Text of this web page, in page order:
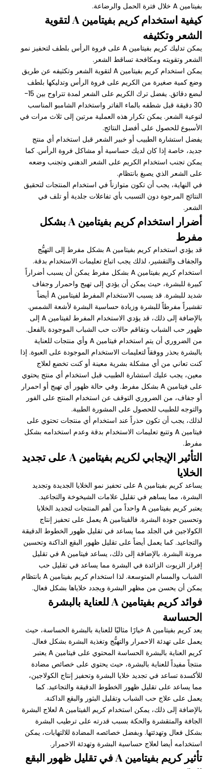
بفيتامين A خلال فترة الحمل والرضاعة.
كيفية استخدام كريم بفيتامين A لتقوية
الشعر وتكثيفه
يمكن تدليك كريم بفيتامين A على فروة الرأس بلطف لتحفيز نمو
الشعر وتقويته ومكافحة تساقط الشعر.
يمكن استخدام كريم بفيتامين A لتقوية الشعر وتكثيفه عن طريق
وضع كمية صغيرة من الكريم على فروة الرأس وتدليكها بلطف
لبضع دقائق. يفضل ترك الكريم على الشعر لمدة تتراوح بين 15-
30 دقيقة قبل شطفه بالماء الفاتر واستخدام الشامبو المناسب
لنوعية الشعر. يمكن تكرار هذه العملية مرتين إلى ثلاث مرات في
الأسبوع للحصول على أفضل النتائج.
يفضل استشارة الطبيب أو خبير الشعر قبل استخدام أي منتج
جديد، خاصة إذا كان لديك حساسية أو مشاكل فروة الرأس. كما
يمكن تجنب استخدام الكريم على الشعر الدهني وتجنب وضعه
على الشعر الذي يصبغ بانتظام.
في النهاية، يجب أن تكون متوازناً في استخدام المنتجات لتحقيق
النتائج المرجوة دون التسبب بأي تفاعلات جلدية أو تلف في
الشعر.
أضرار استخدام كريم بفيتامين A بشكل
مفرط
قد يؤدي استخدام كريم بفيتامين A بشكل مفرط إلى التهيُّج
والجفاف والتقشير، لذلك يجب اتباع تعليمات الاستخدام بدقة.
استخدام كريم بفيتامين A بشكل مفرط يمكن أن يسبب أضراراً
كبيرة للبشرة، حيث يمكن أن يؤدي إلى تهيج واحمرار وجفاف
شديد للبشرة. قد يسبب الاستخدام المفرط لفيتامين A أيضاً
تقشيراً مفرطاً للبشرة وزيادة حساسية البشرة لأشعة الشمس.
بالإضافة إلى ذلك، قد يؤدي الاستخدام المفرط لفيتامين A إلى
ظهور حب الشباب وتفاقم حالات حب الشباب الموجودة بالفعل.
من الضروري أن يتم استخدام فيتامين A وأي منتجات للعناية
بالبشرة بحذر ووفقاً لتعليمات الاستخدام الموجودة على العبوة. إذا
كنت تعاني من أي مشكلة بشرية معينة أو كنت تخضع لعلاج
معين، يجب عليك استشارة الطبيب قبل استخدام أي منتج يحتوي
على فيتامين A بشكل مفرط. وفي حالة ظهور أي تهيج أو احمرار
أو جفاف، من الضروري التوقف عن استخدام المنتج على الفور
والتوجه للطبيب للحصول على المشورة الطبية.
لذلك، يجب أن تكون حذراً عند استخدام أي منتجات تحتوي على
فيتامين A وتتبع تعليمات الاستخدام بدقة وعدم استخدامه بشكل
مفرط.
التأثير الإيجابي لكريم بفيتامين A على تجديد
الخلايا
يساعد كريم بفيتامين A على تحفيز نمو الخلايا الجديدة وتجديد
البشرة، مما يساهم في تقليل علامات الشيخوخة والتجاعيد.
يعتبر كريم بفيتامين A واحداً من أهم المنتجات لتجديد الخلايا
وتحسين جودة البشرة. فالفيتامين A يعمل على تحفيز إنتاج
الكولاجين في الجلد مما يساعد في تقليل ظهور الخطوط الدقيقة
والتجاعيد. كما يعمل أيضاً على تقليل ظهور البقع الداكنة وتحسين
مرونة البشرة. بالإضافة إلى ذلك، يساعد فيتامين A في تقليل
إفراز الزيوت الزائدة في البشرة مما يساعد في تقليل حب
الشباب والمسام المتوسعة. لذا استخدام كريم بفيتامين A بانتظام
يمكن أن يحسن من مظهر البشرة ويجدد خلاياها بشكل فعال.
فوائد كريم بفيتامين A للعناية بالبشرة
الحساسة
يعد كريم بفيتامين A خيارًا مثاليًا للعناية بالبشرة الحساسة، حيث
يعمل على تهدئة الاحمرار والتهيُّج وتغذية البشرة بشكل فعال.
كريم العناية بالبشرة الحساسة المحتوي على فيتامين A يعتبر
منتجاً مفيداً للعناية بالبشرة، حيث يحتوي على خصائص مضادة
للأكسدة تساعد في تجديد خلايا البشرة وتحفيز إنتاج الكولاجين،
مما يساعد على تقليل ظهور الخطوط الدقيقة والتجاعيد. كما
يعمل على علاج حب الشباب وتقليل البثور والبقع الداكنة.
بالإضافة إلى ذلك، يمكن استخدام كريم الفيتامين A لعلاج البشرة
الجافة والمتقشرة والحكة بسبب قدرته على ترطيب البشرة
بشكل فعال وتهدئتها. وبفضل خصائصه المضادة للالتهابات، يمكن
استخدامه أيضا لعلاج حساسية البشرة وتهدئة الاحمرار.
تأثير كريم بفيتامين A في تقليل ظهور البقع